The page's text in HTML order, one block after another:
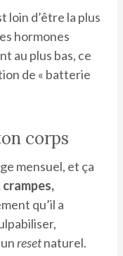
loin d’être la plus
hormones
au plus bas, ce
de « batterie
corps
mensuel, et ça
qu’il a
resetnaturel.